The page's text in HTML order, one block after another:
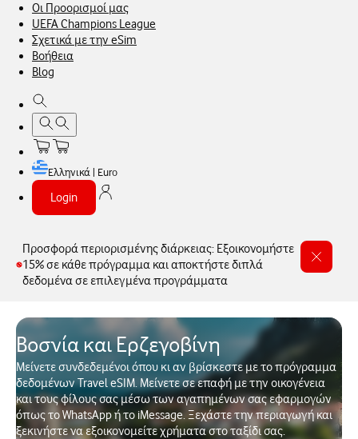
Οι Προορισμοί μας
UEFA Champions League
Σχετικά με την eSim
Βοήθεια
Blog
Ελληνικά | Euro
Login
Προσφορά περιορισμένης διάρκειας: Εξοικονομήστε
15% σε κάθε πρόγραμμα και αποκτήστε διπλά
δεδομένα σε επιλεγμένα προγράμματα
Βοσνία και Ερζεγοβίνη
Μείνετε συνδεδεμένοι όπου κι αν βρίσκεστε με το πρόγραμμα
δεδομένων Travel eSIM. Μείνετε σε επαφή με την οικογένεια
και τους φίλους σας μέσω των αγαπημένων σας εφαρμογών
όπως το WhatsApp ή το iMessage. Ξεχάστε την περιαγωγή και
ξεκινήστε να εξοικονομείτε χρήματα στο ταξίδι σας.